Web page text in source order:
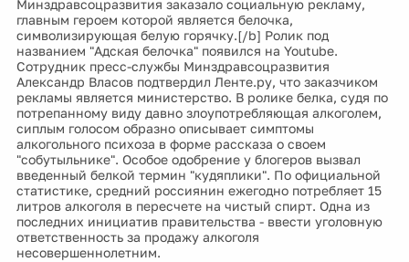
Минздравсоцразвития заказало социальную рекламу,
главным героем которой является белочка,
символизирующая белую горячку.[/b] Ролик под
названием "Адская белочка" появился на Youtube.
Сотрудник пресс-службы Минздравсоцразвития
Александр Власов подтвердил Ленте.ру, что заказчиком
рекламы является министерство. В ролике белка, судя по
потрепанному виду давно злоупотребляющая алкоголем,
сиплым голосом образно описывает симптомы
алкогольного психоза в форме рассказа о своем
"собутыльнике". Особое одобрение у блогеров вызвал
введенный белкой термин "кудяплики". По официальной
статистике, средний россиянин ежегодно потребляет 15
литров алкоголя в пересчете на чистый спирт. Одна из
последних инициатив правительства - ввести уголовную
ответственность за продажу алкоголя
несовершеннолетним.